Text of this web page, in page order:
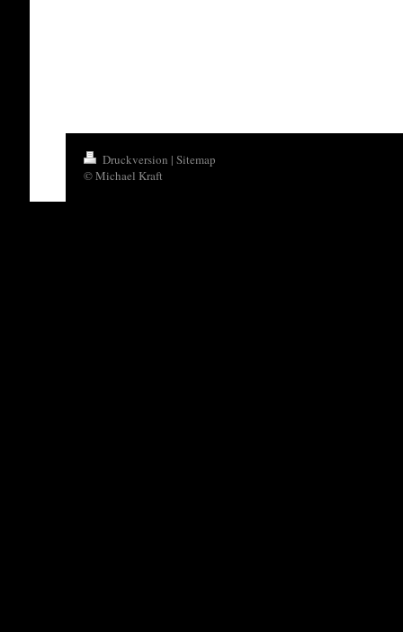
Druckversion | Sitemap
© Michael Kraft